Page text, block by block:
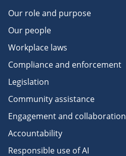
Our role and purpose
Our people
Workplace laws
Compliance and enforcement
Legislation
Community assistance
Engagement and collaboration
Accountability
Responsible use of AI